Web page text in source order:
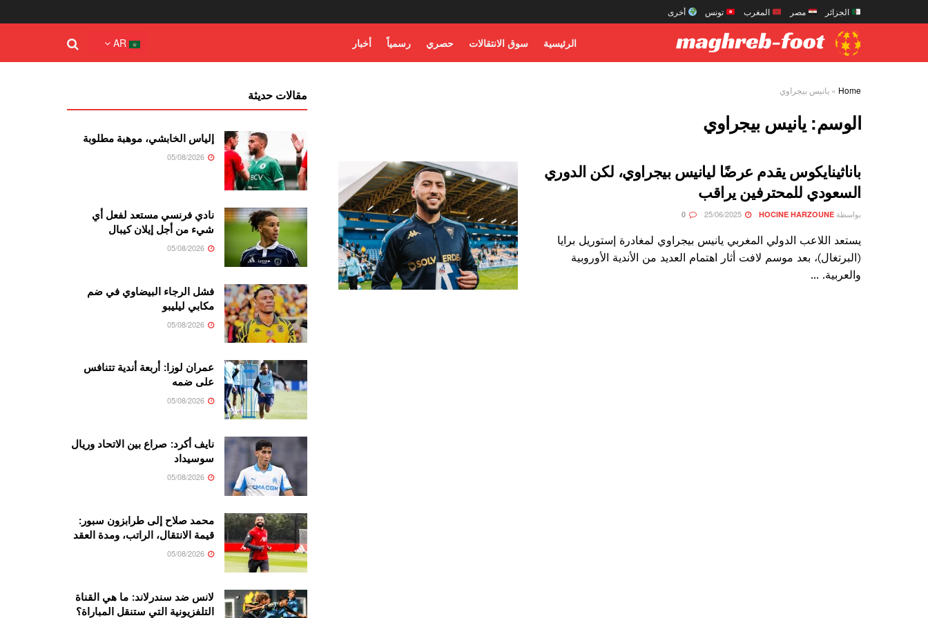
الجزائر مصر المغرب تونس أخرى
الرئيسية سوق الانتقالات حصري رسمياً أخبار AR
Home
» يانيس بيجراوي
الوسم: يانيس بيجراوي
باناثينايكوس يقدم عرضًا ليانيس بيجراوي، لكن الدوري
السعودي للمحترفين يراقب
بواسطة HOCINE HARZOUNE
يستعد اللاعب الدولي المغربي يانيس بيجراوي لمغادرة إستوريل برايا
(البرتغال)، بعد موسم لافت أثار اهتمام العديد من الأندية الأوروبية
والعربية. ...
مقالات حديثة
إلياس الخابشي، موهبة مطلوبة
نادي فرنسي مستعد لفعل أي
شيء من أجل إيلان كيبال
فشل الرجاء البيضاوي في ضم
مكابي ليليبو
عمران لوزا: أربعة أندية تتنافس
على ضمه
نايف أكرد: صراع بين الاتحاد وريال
سوسيداد
محمد صلاح إلى طرابزون سبور:
قيمة الانتقال، الراتب، ومدة العقد
لانس ضد سندرلاند: ما هي القناة
التلفزيونية التي ستنقل المباراة؟